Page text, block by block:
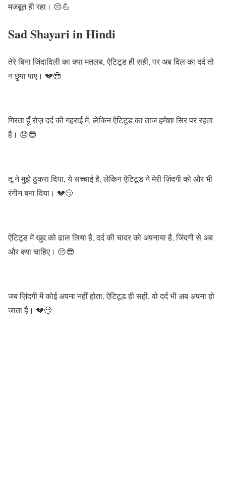
मजबूत ही रहा। 😔💪
Sad Shayari in Hindi
तेरे बिना जिंदादिली का क्या मतलब, ऐटिटूड ही सही, पर अब दिल का दर्द तो
न छुपा पाए। 💔😎
गिरता हूँ रोज़ दर्द की गहराई में, लेकिन ऐटिटूड का ताज हमेशा सिर पर रहता
है। 😓😎
तू ने मुझे ठुकरा दिया, ये सच्चाई है, लेकिन ऐटिटूड ने मेरी ज़िंदगी को और भी
रंगीन बना दिया। 💔😏
ऐटिटूड में खुद को ढाल लिया है, दर्द की चादर को अपनाया है, जिंदगी से अब
और क्या चाहिए। 😔😎
जब ज़िंदगी में कोई अपना नहीं होता, ऐटिटूड ही सही, वो दर्द भी अब अपना हो
जाता है। 💔😏